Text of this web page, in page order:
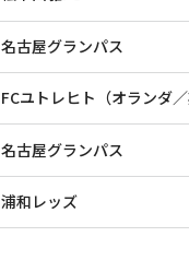
名古屋グランパス
FCユトレヒト（オランダ／
名古屋グランパス
浦和レッズ